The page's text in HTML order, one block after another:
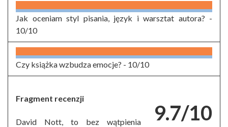
Jak oceniam styl pisania, język i warsztat autora? -
10/10
Czy książka wzbudza emocje? - 10/10
9.7/10
Fragment recenzji
David Nott, to bez wątpienia